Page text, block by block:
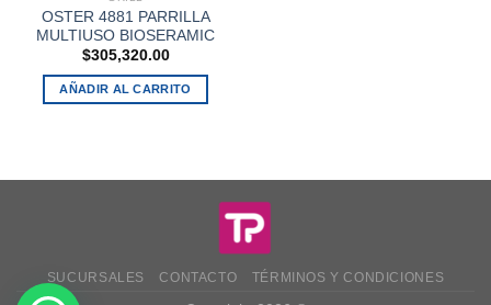
OSTER 4881 PARRILLA
MULTIUSO BIOSERAMIC
$305,320.00
AÑADIR AL CARRITO
SUCURSALES CONTACTO TÉRMINOS Y CONDICIONES